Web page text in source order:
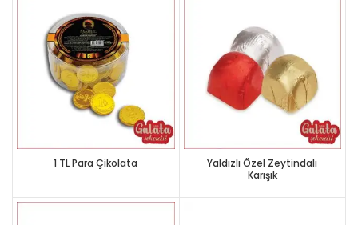
1 TL Para Çikolata
Yaldızlı Özel Zeytindalı
Karışık